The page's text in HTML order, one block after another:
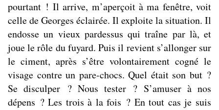
pourtant ! Il arrive, m’aperçoit à ma fenêtre, voit
celle de Georges éclairée. Il exploite la situation. Il
endosse un vieux pardessus qui traîne par là, et
joue le rôle du fuyard. Puis il revient s’allonger sur
le ciment, après s’être volontairement cogné le
visage contre un pare-chocs. Quel était son but ?
Se disculper ? Nous tester ? S’amuser à nos
dépens ? Les trois à la fois ? En tout cas je suis